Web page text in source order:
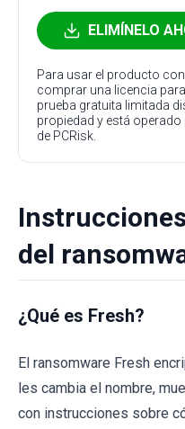
ELIMÍNELO
Para usar el producto
comprar una licencia
prueba gratuita limitada
propiedad y está operado
de PCRisk.
del
¿Qué es Fresh?
El ransomware Fresh
les cambia el nombre,
con instrucciones sobre